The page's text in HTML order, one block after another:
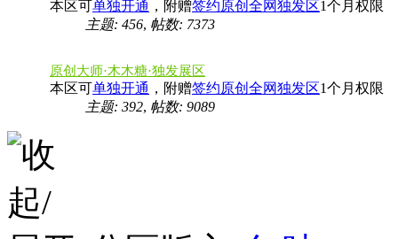
本区可单独开通 ，附赠签约原创全网独发区1个月权限
主题: 456, 帖数: 7373
原创大师·木木糖·独发展区
本区可单独开通 ，附赠签约原创全网独发区1个月权限
主题: 392, 帖数: 9089